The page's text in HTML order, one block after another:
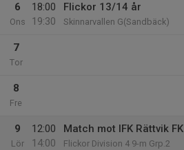
6
Ons
18:00
19:30
Flickor 13/14 år
Skinnarvallen G(Sandbäck)
7
Tor
8
Fre
9
Lör
12:00
14:00
Match mot IFK Rättvik FK
Flickor Division 4 9-m Grp.2